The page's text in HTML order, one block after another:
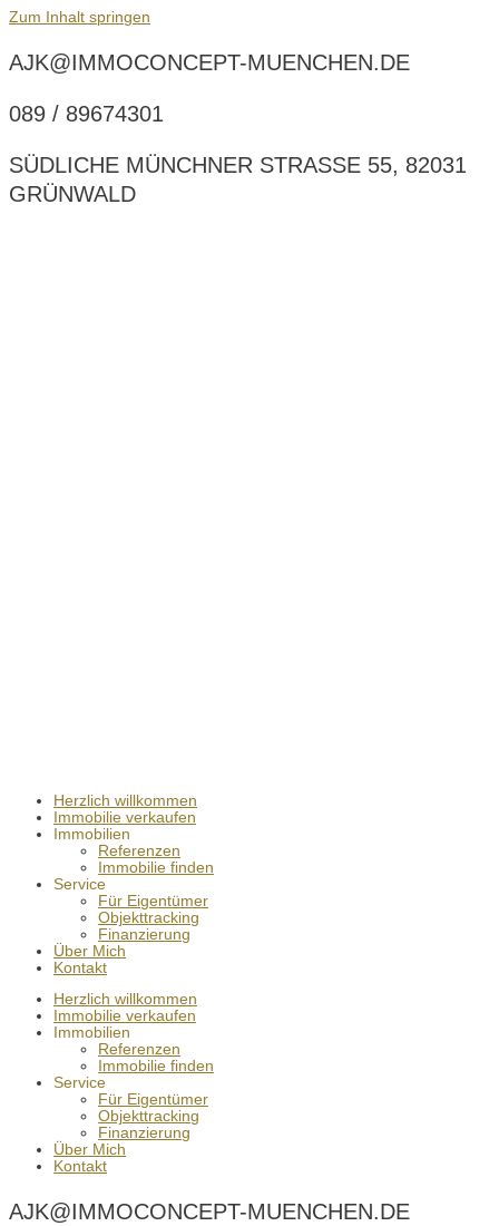
Zum Inhalt springen
AJK@IMMOCONCEPT-MUENCHEN.DE
089 / 89674301
SÜDLICHE MÜNCHNER STRASSE 55, 82031 G
RÜNWALD
Herzlich willkommen
Immobilie verkaufen
Immobilien
Referenzen
Immobilie finden
Service
Für Eigentümer
Objekttracking
Finanzierung
Über Mich
Kontakt
Herzlich willkommen
Immobilie verkaufen
Immobilien
Referenzen
Immobilie finden
Service
Für Eigentümer
Objekttracking
Finanzierung
Über Mich
Kontakt
AJK@IMMOCONCEPT-MUENCHEN.DE